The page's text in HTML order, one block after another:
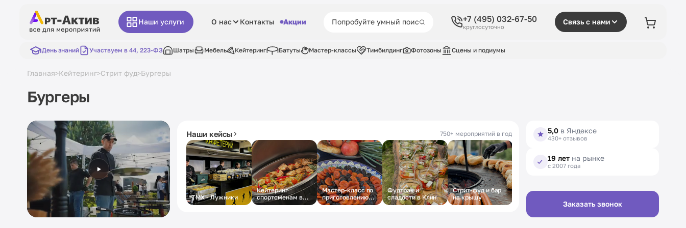
Наши услуги О нас Контакты Акции +7 (495) 032-67-50
круглосуточно
Связь с нами
День знаний Участвуем в 44, 223-ФЗ Шатры Мебель Кейтеринг Батуты Мастер-классы Тимбилдинг Фотозоны Сцены и подиумы
Главная>Кейтеринг>Стрит фуд>Бургеры
Бургеры
Наши кейсы 750+ мероприятий в год
ТМХ - Лужники
Кейтеринг
спортсменам в
Лужниках
Мастер-класс по
приготовлению
плова
Фудтрак и
сладости в Клин
Стрит-фуд и бар
на крышу
Фуршет на
открытие
выставки в музее
5,0 в Яндексе
430+ отзывов
19 лет на рынке
с 2007 года
Заказать звонок